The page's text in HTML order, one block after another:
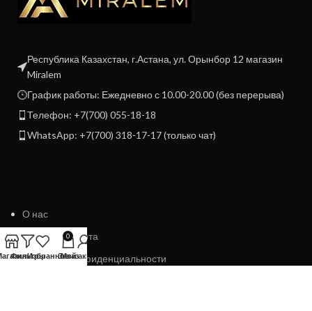
Республика Казахстан, г.Астана, ул. Орынбор 12 магазин
Miralem
График работы: Ежедневно с 10.00-20.00 (без перерыва)
Телефон: +7(700) 055-18-18
WhatsApp: +7(700) 318-17-17 (только чат)
О нас
Договор Оферта
Политика конфиденциальности
ФильтрыИзбранное
0
Заказ
Мой аккаунт